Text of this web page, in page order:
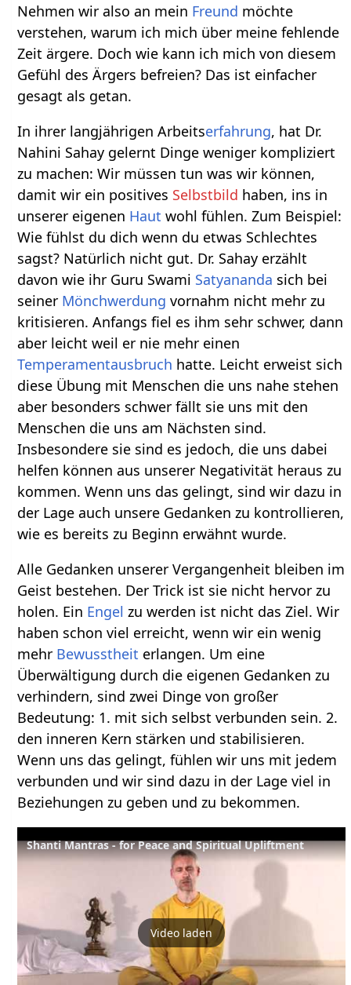
Nehmen wir also an mein Freund möchte
verstehen, warum ich mich über meine fehlende
Zeit ärgere. Doch wie kann ich mich von diesem
Gefühl des Ärgers befreien? Das ist einfacher
gesagt als getan.
In ihrer langjährigen Arbeitserfahrung, hat Dr.
Nahini Sahay gelernt Dinge weniger kompliziert
zu machen: Wir müssen tun was wir können,
damit wir ein positives Selbstbild haben, ins in
unserer eigenen Haut wohl fühlen. Zum Beispiel:
Wie fühlst du dich wenn du etwas Schlechtes
sagst? Natürlich nicht gut. Dr. Sahay erzählt
davon wie ihr Guru Swami Satyananda sich bei
seiner Mönchwerdung vornahm nicht mehr zu
kritisieren. Anfangs fiel es ihm sehr schwer, dann
aber leicht weil er nie mehr einen
Temperamentausbruch hatte. Leicht erweist sich
diese Übung mit Menschen die uns nahe stehen
aber besonders schwer fällt sie uns mit den
Menschen die uns am Nächsten sind.
Insbesondere sie sind es jedoch, die uns dabei
helfen können aus unserer Negativität heraus zu
kommen. Wenn uns das gelingt, sind wir dazu in
der Lage auch unsere Gedanken zu kontrollieren,
wie es bereits zu Beginn erwähnt wurde.
Alle Gedanken unserer Vergangenheit bleiben im
Geist bestehen. Der Trick ist sie nicht hervor zu
holen. Ein Engel zu werden ist nicht das Ziel. Wir
haben schon viel erreicht, wenn wir ein wenig
mehr Bewusstheit erlangen. Um eine
Überwältigung durch die eigenen Gedanken zu
verhindern, sind zwei Dinge von großer
Bedeutung: 1. mit sich selbst verbunden sein. 2.
den inneren Kern stärken und stabilisieren.
Wenn uns das gelingt, fühlen wir uns mit jedem
verbunden und wir sind dazu in der Lage viel in
Beziehungen zu geben und zu bekommen.
Shanti Mantras - for Peace and Spiritual Upliftment
Video laden